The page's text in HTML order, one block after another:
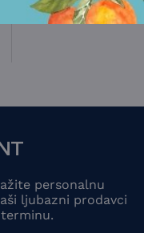
personalnu
ljubazni prodavci